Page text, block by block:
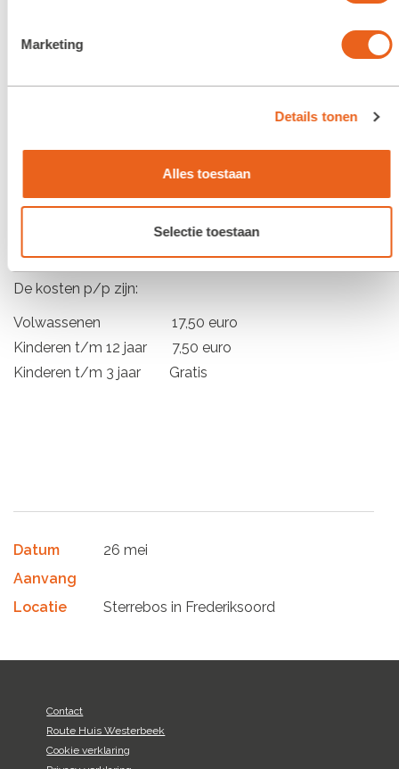
Marketing
Details tonen
Alles toestaan
Selectie toestaan
Bij alle gerechten is een mooi een boeiend verhaal. Het
wordt echt een event dat je niet mag missen!
U dient zich vooraf, onder vermelding van
“Sterrebosdiner” aan te melden op het mailadres
sterrebosdag@rondevanhetsterrebos.nl
Hierbij is het vermelden van het aantal personen en de
leeftijd van belang. Wacht niet te lang, we hebben 200
plaatsen en vol is vol.
De kosten p/p zijn:
Volwassenen 17,50 euro
Kinderen t/m 12 jaar 7,50 euro
Kinderen t/m 3 jaar Gratis
Datum
26 mei
Aanvang
Locatie
Sterrebos in Frederiksoord
Contact
Route Huis Westerbeek
Cookie verklaring